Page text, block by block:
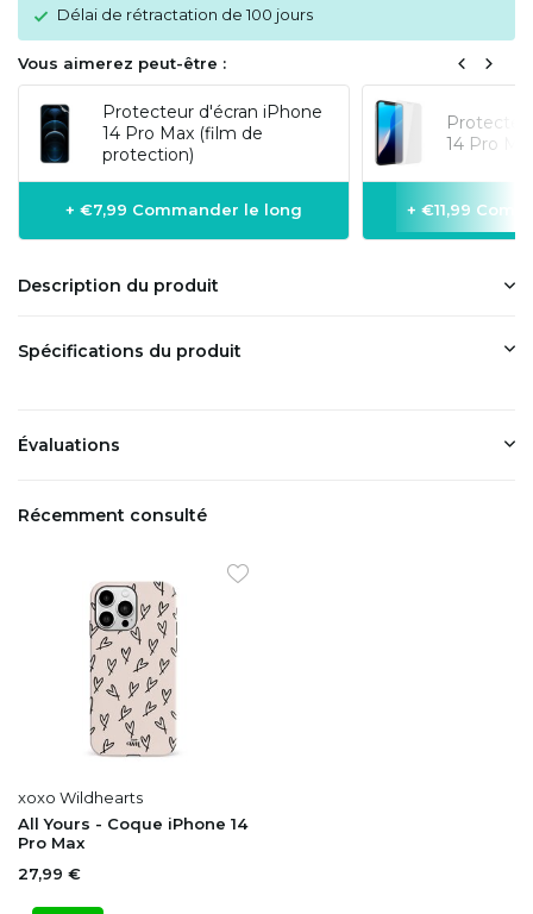
Délai de rétractation de 100 jours
Vous aimerez peut-être :
Protecteur d'écran iPhone
14 Pro Max (film de
protection)
+ €7,99 Commander le long
14 Pro
+ €11,99
Description du produit
Spécifications du produit
Évaluations
Récemment consulté
xoxo Wildhearts
All Yours - Coque iPhone 14
Pro Max
27,99 €